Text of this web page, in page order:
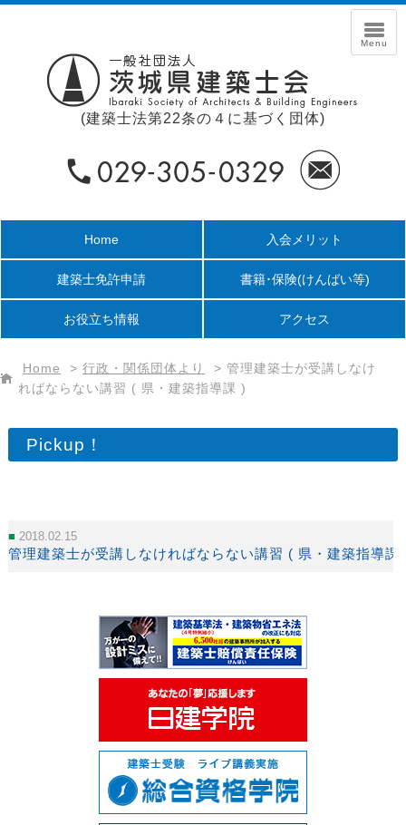
(建築士法第22条の４に基づく団体)
Home 入会メリット
建築士免許申請 書籍･保険(けんばい等)
お役立ち情報 アクセス
Home > 行政・関係団体より > 管理建築士が受講しなけ
ればならない講習 ( 県・建築指導課 )
Pickup！
2018.02.15
管理建築士が受講しなければならない講習 ( 県・建築指導課